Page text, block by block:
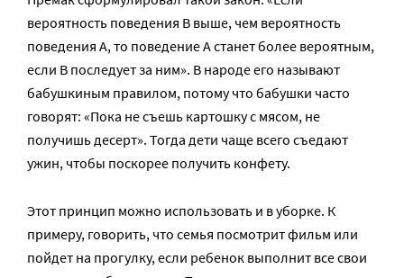
вероятность поведения В выше, чем вероятность
поведения А, то поведение А станет более вероятным,
если В последует за ним». В народе его называют
бабушкиным правилом, потому что бабушки часто
говорят: «Пока не съешь картошку с мясом, не
получишь десерт». Тогда дети чаще всего съедают
ужин, чтобы поскорее получить конфету.
Этот принцип можно использовать и в уборке. К
примеру, говорить, что семья посмотрит фильм или
пойдет на прогулку, если ребенок выполнит все свои